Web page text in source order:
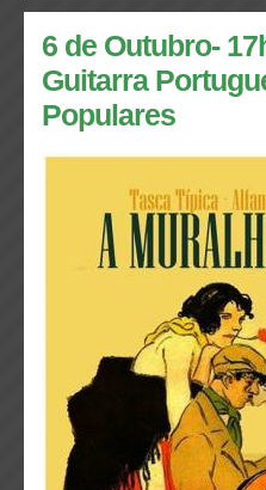
6 de Outubro-
Guitarra
Populares